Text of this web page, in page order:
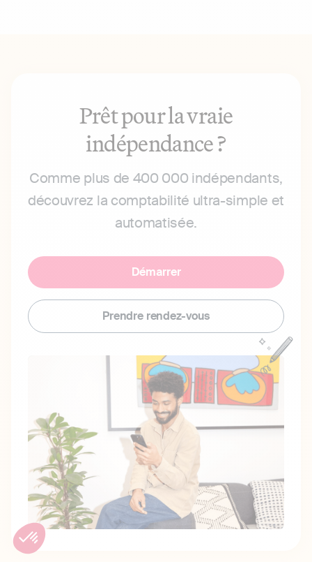
Prêt pour la vraie
indépendance ?
Comme plus de 400 000 indépendants,
découvrez la comptabilité ultra-simple et
automatisée.
Démarrer
Prendre rendez-vous